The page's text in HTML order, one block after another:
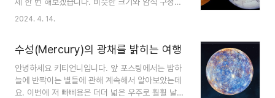
학 지구의 타원형 공전 궤도는 태양 주위를 공전하
며 약 365.25일에 한 번씩 공전을 완료합니다. 이
체 상태의 물이 존재하기에 최적의 조건인 '골디락
스 영역'이라는 거주 ..
로 지구의 자매 행성이라고도 불리는 금성은, 수세
수께끼 같은 행성의 복잡한 세계를 파헤쳐 보겠습니
다. part 1. 금성 탐구생활 1. 궤도의 축과 자전 금성
은 평균 약 6,700만 마일의 거리에서 태양을 공전
하며 지구보다 가까운 곳에 위치해 있습니다. 금성
2024. 4. 14.
수성(Mercury)의 광채를 밝히는 여행
안녕하세요 키티언니입니다. 앞 포스팅에서는 밤하
늘에 반짝이는 별들에 관해 계속해서 알아보았는데
요. 이번에 저 빠삐용은 더더 넓은 우주로 훨훨 날아